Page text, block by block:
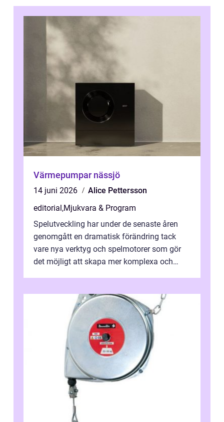
Värmepumpar nässjö
14 juni 2026
Alice Pettersson
editorial,Mjukvara & Program
Spelutveckling har under de senaste åren
genomgått en dramatisk förändring tack
vare nya verktyg och spelmotorer som gör
det möjligt att skapa mer komplexa och